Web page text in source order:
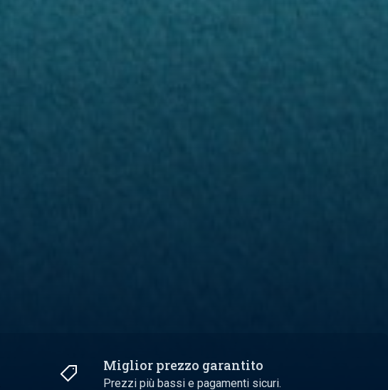
Miglior prezzo garantito
Prezzi più bassi e pagamenti sicuri.